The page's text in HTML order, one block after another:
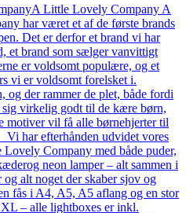
A Little Lovely Company A
har været et af de første brands
Det er derfor et brand vi har
et brand som sælger vanvittigt
er voldsomt populære, og et
vi er voldsomt forelsket i.
og der rammer de plet, både fordi
sig virkelig godt til de kære børn,
motiver vil få alle børnehjerter til
har efterhånden udvidet vores
Company med både puder,
neon lamper – alt sammen i
og alt noget der skaber sjov og
i A4, A5, A5 aflang og en stor
– alle lightboxes er inkl.